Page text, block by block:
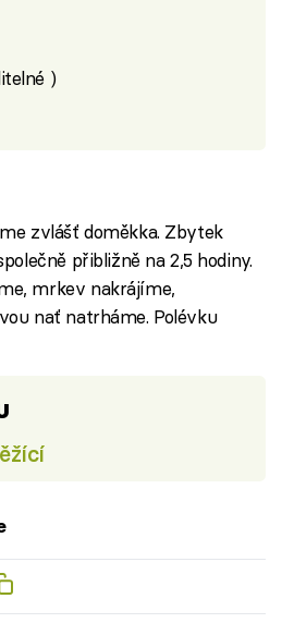
)
zvlášť doměkka. Zbytek
přibližně na 2,5 hodiny.
mrkev nakrájíme,
nať natrháme. Polévku